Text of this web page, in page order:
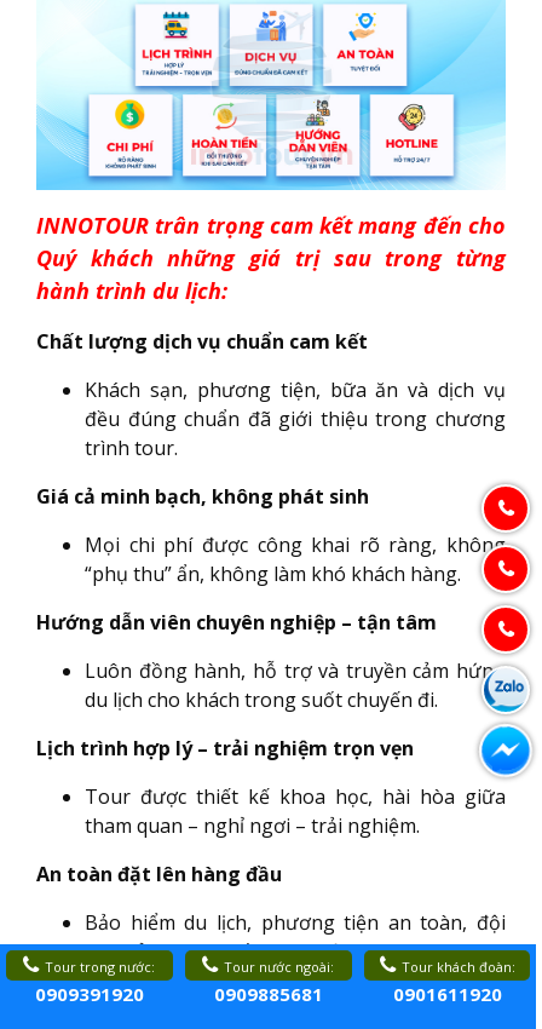
INNOTOUR trân trọng cam kết mang đến cho
Quý khách những giá trị sau trong từng
hành trình du lịch:
Chất lượng dịch vụ chuẩn cam kết
Khách sạn, phương tiện, bữa ăn và dịch vụ
đều đúng chuẩn đã giới thiệu trong chương
trình tour.
Giá cả minh bạch, không phát sinh
Mọi chi phí được công khai rõ ràng, không
“phụ thu” ẩn, không làm khó khách hàng.
Hướng dẫn viên chuyên nghiệp – tận tâm
Luôn đồng hành, hỗ trợ và truyền cảm hứng
du lịch cho khách trong suốt chuyến đi.
Lịch trình hợp lý – trải nghiệm trọn vẹn
Tour được thiết kế khoa học, hài hòa giữa
tham quan – nghỉ ngơi – trải nghiệm.
An toàn đặt lên hàng đầu
Bảo hiểm du lịch, phương tiện an toàn, đội
ngũ xử lý tình huống kịp thời.
Hỗ trợ 24/7 trước – trong – sau chuyến đi
Tour trong nước:
0909391920
Tour nước ngoài:
0909885681
Tour khách đoàn:
0901611920